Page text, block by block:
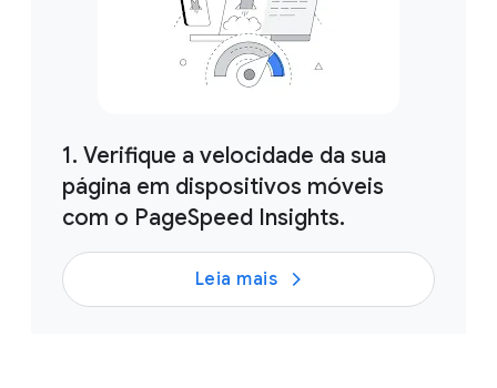
1. Verifique a velocidade da sua
página em dispositivos móveis
com o PageSpeed Insights.
Leia mais